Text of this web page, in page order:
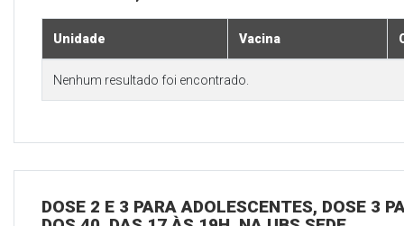
Unidade Vacina
Nenhum resultado foi encontrado.
DOSE 2 E 3 PARA ADOLESCENTES, DOSE 3